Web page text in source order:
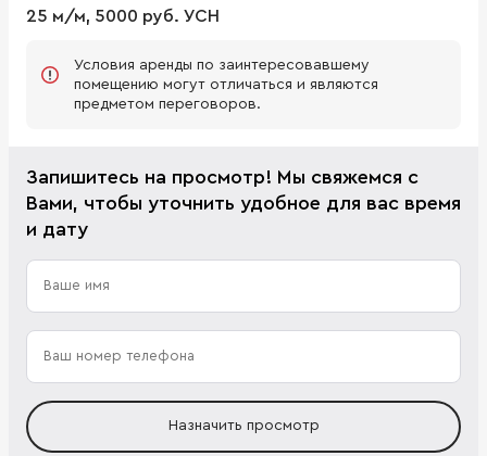
25 м/м, 5000 руб. УСН
Условия аренды по заинтересовавшему
помещению могут отличаться и являются
предметом переговоров.
Запишитесь на просмотр! Мы свяжемся с
Вами, чтобы уточнить удобное для вас время
и дату
Назначить просмотр